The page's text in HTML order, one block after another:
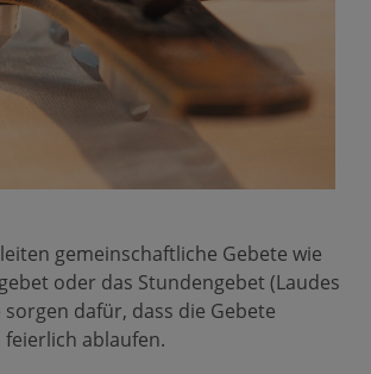
gemeinschaftliche Gebete wie
oder das Stundengebet (Laudes
sorgen dafür, dass die Gebete
ablaufen.